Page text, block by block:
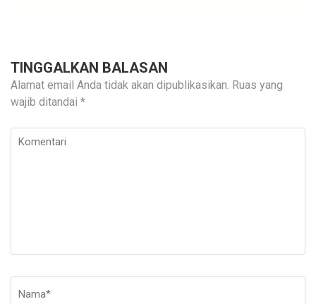
TINGGALKAN BALASAN
Alamat email Anda tidak akan dipublikasikan. Ruas yang
wajib ditandai *
Komentari